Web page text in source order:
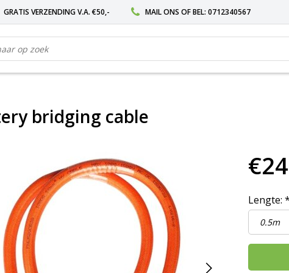
GRATIS VERZENDING V.A. €50,- MAIL ONS OF BEL: 0712340567
bridging cable
Lengte: *